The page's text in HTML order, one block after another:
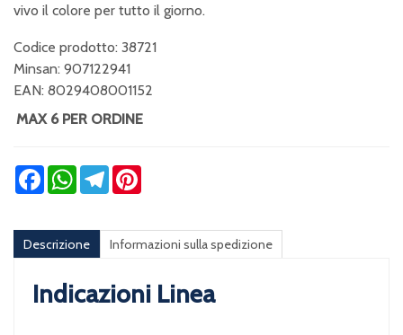
vivo il colore per tutto il giorno.
Codice prodotto: 38721
Minsan: 907122941
EAN: 8029408001152
MAX 6 PER ORDINE
FacebookWhatsApp
Telegram
Descrizione Informazioni sulla spedizione
Indicazioni Linea